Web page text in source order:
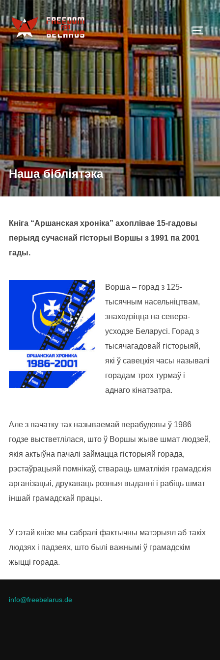
Skip
to
content
Наша бібліятэка
Кніга “Аршанская хроніка” ахоплівае 15-гадовы
перыяд сучаснай гісторыі Воршы з 1991 па 2001
гады.
Ворша – горад з 125-
тысячным насельніцтвам,
знаходзіцца на севера-
усходзе Беларусі. Горад з
тысячагадовай гісторыяй,
які ў савецкія часы называлі
горадам трох турмаў і
аднаго кінатэатра.
Але з пачатку так называемай перабудовы ў 1986
годзе выстветлілася, што ў Воршы жыве шмат людзей,
якія актыўна пачалі займацца гісторыяй горада,
рэстаўрацыяй помнікаў, ствараць шматлікія грамадскія
арганізацыі, друкаваць розныя выданні і рабіць шмат
іншай грамадскай працы.
У гэтай кнізе мы сабралі фактычны матэрыял аб такіх
людзях і падзеях, што былі важнымі ў грамадскім
жыцці горада.
info@freebelarus.de